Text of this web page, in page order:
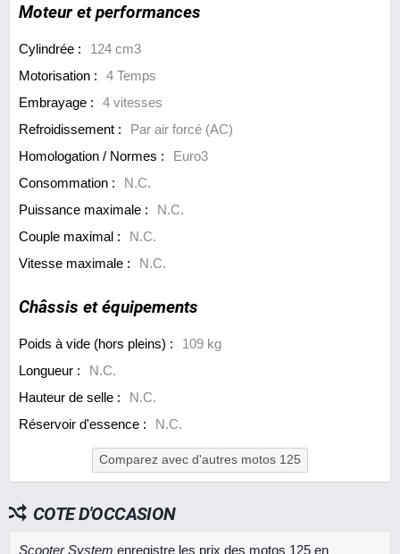
Moteur et performances
Cylindrée :
124 cm3
Motorisation :
4 Temps
Embrayage :
4 vitesses
Refroidissement :
Par air forcé (AC)
Homologation / Normes :
Euro3
Consommation :
N.C.
Puissance maximale :
N.C.
Couple maximal :
N.C.
Vitesse maximale :
N.C.
Châssis et équipements
Poids à vide (hors pleins) :
109 kg
Longueur :
N.C.
Hauteur de selle :
N.C.
Réservoir d'essence :
N.C.
Comparez avec d'autres motos 125
COTE D'OCCASION
Scooter System enregistre les prix des motos 125 en